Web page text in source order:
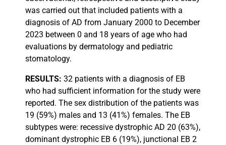
was carried out that included patients with a
diagnosis of AD from January 2000 to December
2023 between 0 and 18 years of age who had
evaluations by dermatology and pediatric
stomatology.
RESULTS: 32 patients with a diagnosis of EB
who had sufficient information for the study were
reported. The sex distribution of the patients was
19 (59%) males and 13 (41%) females. The EB
subtypes were: recessive dystrophic AD 20 (63%),
dominant dystrophic EB 6 (19%), junctional EB 2